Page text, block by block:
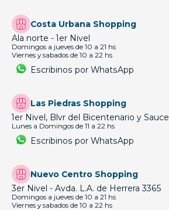
Costa Urbana Shopping
Ala norte - 1er Nivel
Domingos a jueves de 10 a 21 hs
Viernes y sabados de 10 a 22 hs
Escribinos por WhatsApp
Las Piedras Shopping
1er Nivel, Blvr del Bicentenario y Sauce
Lunes a Domingos de 11 a 22 hs
Escribinos por WhatsApp
Nuevo Centro Shopping
3er Nivel - Avda. L.A. de Herrera 3365
Domingos a jueves de 10 a 21 hs
Viernes y sabados de 10 a 22 hs